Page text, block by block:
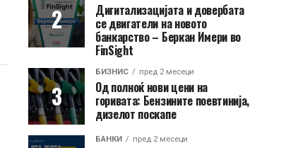
Дигитализацијата и довербата
се двигатели на новото
банкарство – Беркан Имери во
FinSight
БИЗНИС пред 2 месеци
Од полноќ нови цени на
горивата: Бензините поевтинија,
дизелот поскапе
БАНКИ пред 2 месеци